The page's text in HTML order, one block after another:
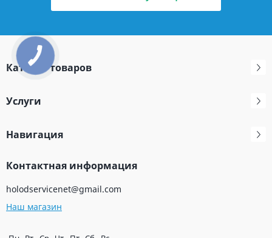
Каталог товаров
Услуги
Навигация
Контактная информация
holodservicenet@gmail.com
Наш магазин